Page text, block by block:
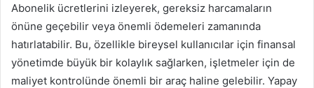
Abonelik ücretlerini izleyerek, gereksiz harcamaların
önüne geçebilir veya önemli ödemeleri zamanında
hatırlatabilir. Bu, özellikle bireysel kullanıcılar için finansal
yönetimde büyük bir kolaylık sağlarken, işletmeler için de
maliyet kontrolünde önemli bir araç haline gelebilir. Yapay